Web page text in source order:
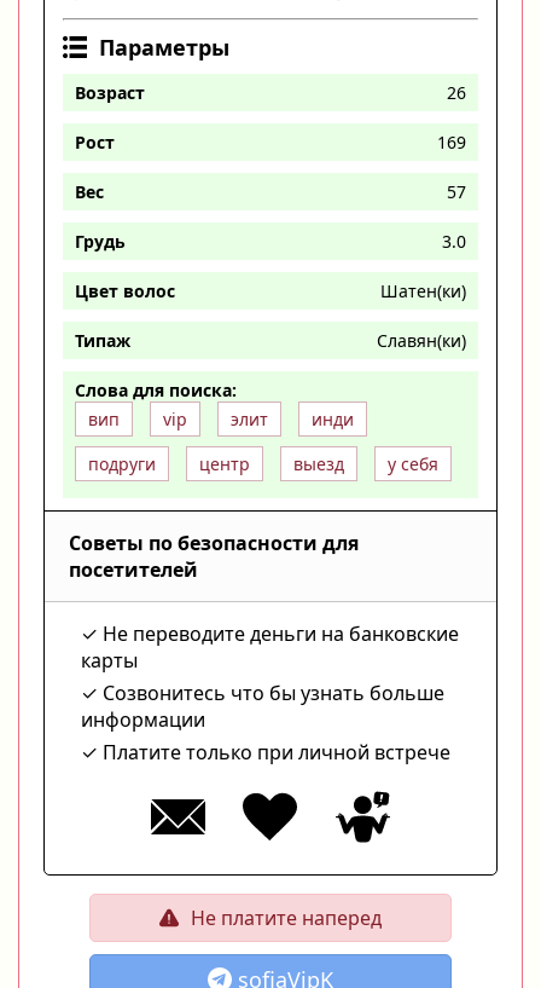
Параметры
Возраст 26
Рост 169
Вес 57
Грудь 3.0
Цвет волос Шатен(ки)
Типаж Славян(ки)
Слова для поиска:
вип
vip элит
инди
подруги
центр выезд у себя
Советы по безопасности для
посетителей
Не переводите деньги на банковские
карты
Созвонитесь что бы узнать больше
информации
Платите только при личной встрече
Не платите наперед
sofiaVipK